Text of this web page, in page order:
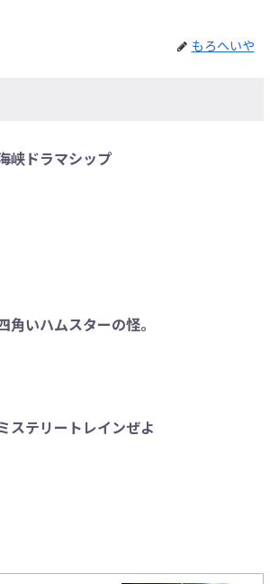
もろへいや
峡ドラマシップ
角いハムスターの怪。
ステリートレインぜよ